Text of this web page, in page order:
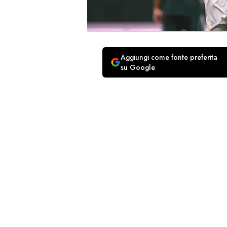
Aggiungi come fonte preferita
su Google